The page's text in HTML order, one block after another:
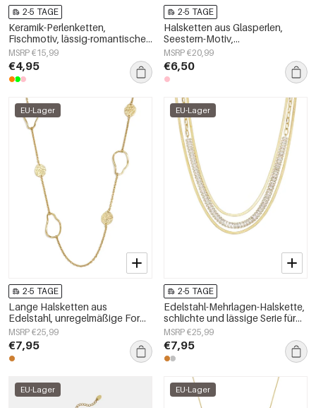
2-5 TAGE
Keramik-Perlenketten,
Fischmotiv, lässig-romantische
Serie, Damenschmuck
MSRP €15,99
€4,95
2-5 TAGE
Halsketten aus Glasperlen,
Seestern-Motiv,
Urlaubs-/Strand-Romantik-Serie,
Damenschmuck
MSRP €20,99
€6,50
EU-Lager
2-5 TAGE
Lange Halsketten aus
Edelstahl, unregelmäßige Form,
schlichte Alltags-Serie,
Damenschmuck
MSRP €25,99
€7,95
EU-Lager
2-5 TAGE
Edelstahl-Mehrlagen-Halskette,
schlichte und lässige Serie für
Damen
MSRP €25,99
€7,95
EU-Lager EU-Lager